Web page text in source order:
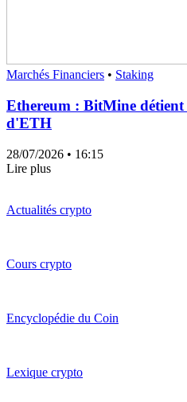
Marchés Financiers • Staking
Ethereum : BitMine
d'ETH
28/07/2026 • 16:15
Lire plus
Actualités crypto
Cours crypto
Encyclopédie du Coin
Lexique crypto